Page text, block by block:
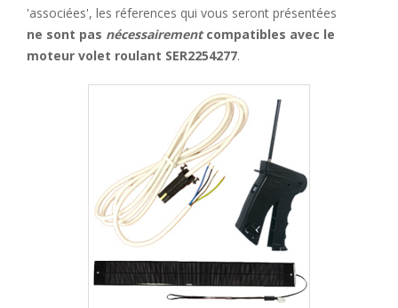
'associées', les réferences qui vous seront présentées
ne sont pas nécessairementcompatibles avec le
moteur volet roulant SER2254277.